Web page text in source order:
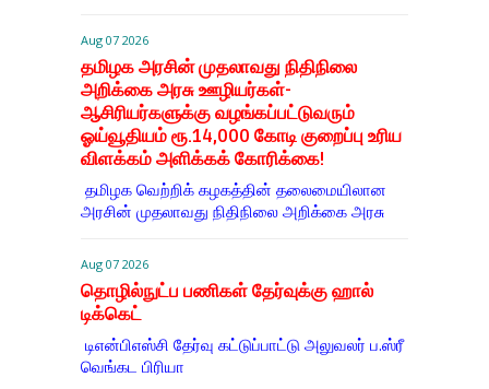
Aug 07 2026
தமிழக அரசின் முதலாவது நிதிநிலை
அறிக்கை அரசு ஊழியர்கள்-
ஆசிரியர்களுக்கு வழங்கப்பட்டுவரும்
ஓய்வூதியம் ரூ.14,000 கோடி குறைப்பு உரிய
விளக்கம் அளிக்கக் கோரிக்கை!
தமிழக வெற்றிக் கழகத்தின் தலைமையிலான
அரசின் முதலாவது நிதிநிலை அறிக்கை அரசு
Aug 07 2026
தொழில்நுட்ப பணிகள் தேர்வுக்கு ஹால் ​
டிக்கெட்
டிஎன்​பிஎஸ்சி தேர்வு கட்​டுப்​பாட்டு அலு​வலர் ப.ஸ்ரீ
வெங்கட பிரியா